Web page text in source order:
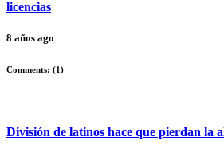
licencias
8 años ago
Comments: (1)
División de latinos hace que pierdan la